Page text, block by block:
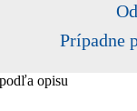
Od
Prípadne
opisu